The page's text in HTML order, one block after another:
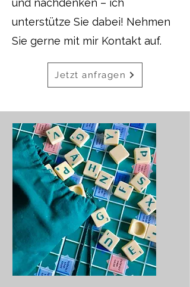
und nachdenken – ich
unterstütze Sie dabei! Nehmen
Sie gerne mit mir Kontakt auf.
Jetzt anfragen